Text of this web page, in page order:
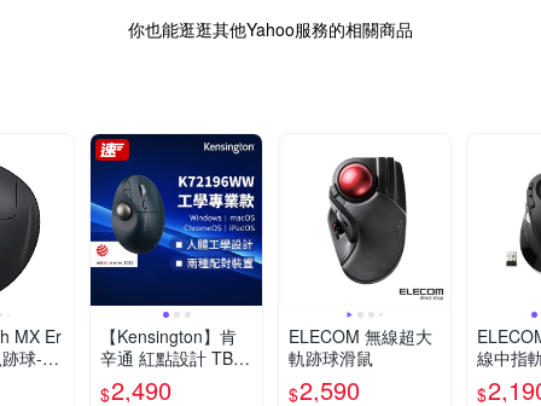
你也能逛逛其他Yahoo服務的相關商品
MX Er
球-石
【Kensington】肯
辛通 紅點設計 TB55
0人體工學無線拇指
$2,490
ELECOM 無線超大
軌跡球滑鼠
$2,590
線中指
$